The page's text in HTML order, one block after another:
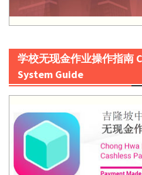
学校无现金作业操作指南
System Guide